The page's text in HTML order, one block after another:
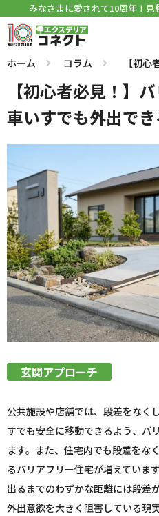
みなさまに愛されて10周年！見
ホーム コラム 【初
【初心者必見！】
車いすでも外出で
玄関アプローチ
公共施設や店舗では、段差をなく
すでも安全に移動できるよう、バ
ます。また、住宅内でも段差をな
るバリアフリー住宅が増えていま
出るまでのわずかな距離には段差
外出意欲を大きく阻害している現